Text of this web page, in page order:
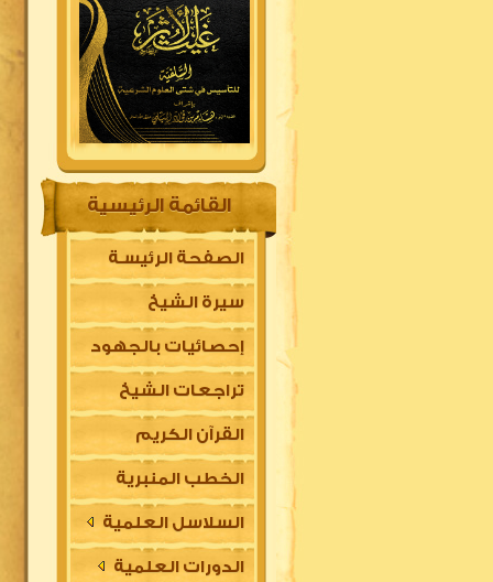
القائمة الرئيسية
الصفحة الرئيسـة
سيرة الشيخ
إحصائيات بالجهود
تراجعات الشيخ
القرآن الكريم
الخطب المنبرية
السلاسل العلمية
الدورات العلمية